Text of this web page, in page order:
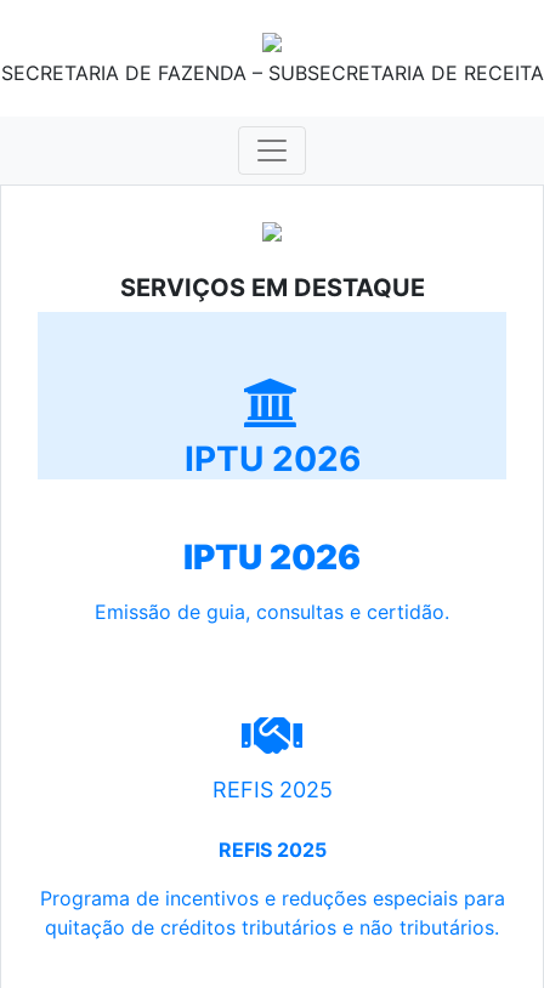
SECRETARIA DE FAZENDA – SUBSECRETARIA DE RECEITA
SERVIÇOS EM DESTAQUE
IPTU 2026
IPTU 2026
Emissão de guia, consultas e certidão.
REFIS 2025
REFIS 2025
Programa de incentivos e reduções especiais para
quitação de créditos tributários e não tributários.